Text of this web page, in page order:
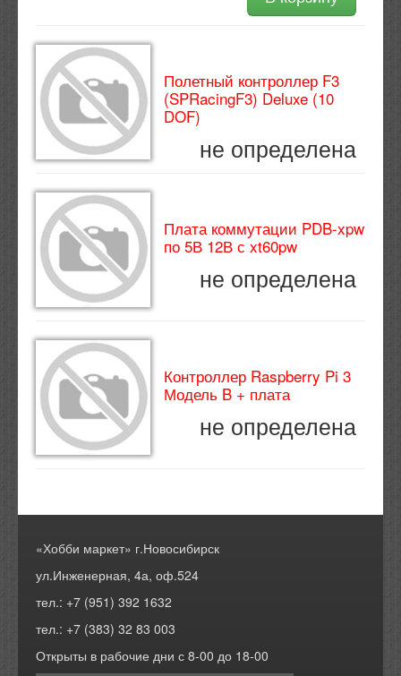
Полетный контроллер F3
(SPRacingF3) Deluxe (10
DOF)
не определена
Плата коммутации PDB-xpw
по 5В 12В с xt60pw
не определена
Контроллер Raspberry Pi 3
Модель B + плата
не определена
«Хобби маркет» г.Новосибирск
ул.Инженерная, 4а, оф.524
тел.: +7 (951) 392 1632
тел.: +7 (383) 32 83 003
Открыты в рабочие дни с 8-00 до 18-00